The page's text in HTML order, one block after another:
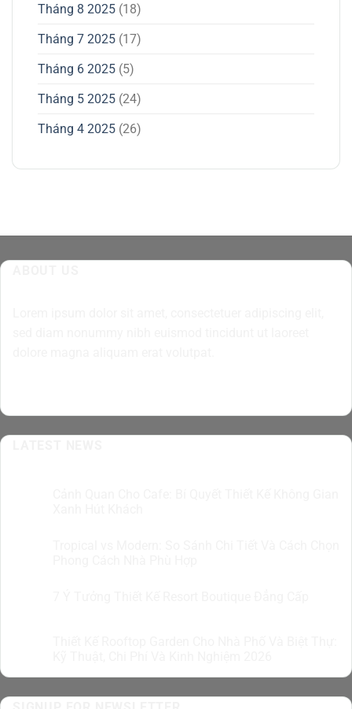
Tháng 8 2025 (18)
Tháng 7 2025 (17)
Tháng 6 2025 (5)
Tháng 5 2025 (24)
Tháng 4 2025 (26)